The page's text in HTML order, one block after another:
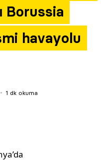
Borussia
havayolu
1 dk okuma